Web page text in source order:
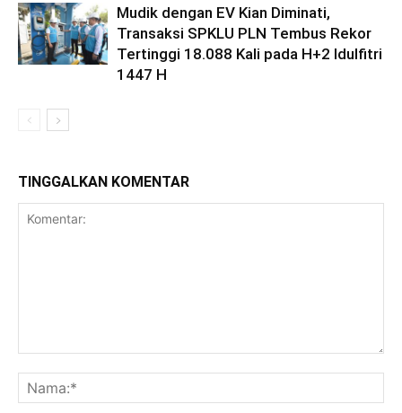
Mudik dengan EV Kian Diminati,
Transaksi SPKLU PLN Tembus Rekor
Tertinggi 18.088 Kali pada H+2 Idulfitri
1447 H
TINGGALKAN KOMENTAR